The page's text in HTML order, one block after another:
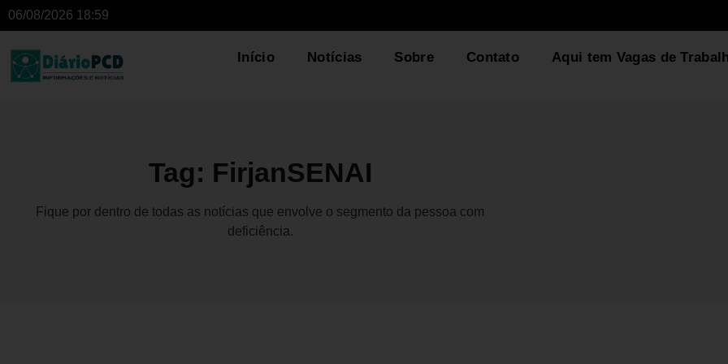
06/08/2026 18:59
Início Notícias Sobre Contato Aqui tem Vagas de
Tag: FirjanSENAI
Fique por dentro de todas as notícias que envolve o segmento da pessoa com
deficiência.